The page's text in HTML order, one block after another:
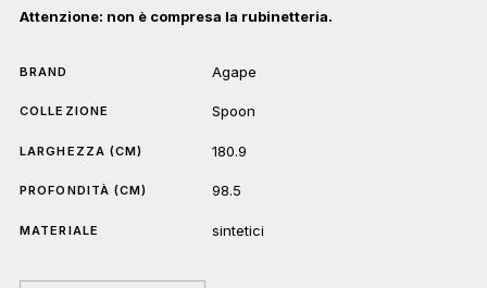
Attenzione: non è compresa la rubinetteria.
BRAND Agape
COLLEZIONE Spoon
LARGHEZZA (CM) 180.9
PROFONDITÀ (CM) 98.5
MATERIALE sintetici